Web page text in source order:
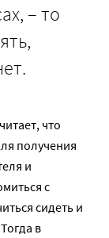
– то
что
получения
и
с
сидеть и
в